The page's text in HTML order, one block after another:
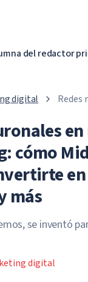
del redactor
digital
Redes
cómo
más
se inventó
digital